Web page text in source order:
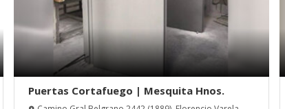
Puertas Cortafuego | Mesquita Hnos.